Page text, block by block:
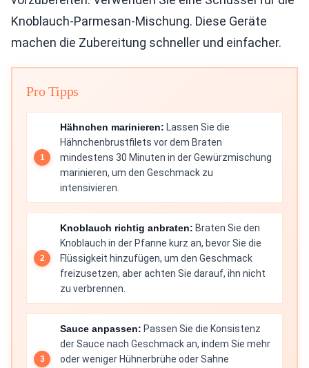
Knoblauch-Parmesan-Mischung. Diese Geräte
machen die Zubereitung schneller und einfacher.
Pro Tipps
Hähnchen marinieren: Lassen Sie die
Hähnchenbrustfilets vor dem Braten
mindestens 30 Minuten in der Gewürzmischung
marinieren, um den Geschmack zu
intensivieren.
Knoblauch richtig anbraten: Braten Sie den
Knoblauch in der Pfanne kurz an, bevor Sie die
Flüssigkeit hinzufügen, um den Geschmack
freizusetzen, aber achten Sie darauf, ihn nicht
zu verbrennen.
Sauce anpassen: Passen Sie die Konsistenz
der Sauce nach Geschmack an, indem Sie mehr
oder weniger Hühnerbrühe oder Sahne